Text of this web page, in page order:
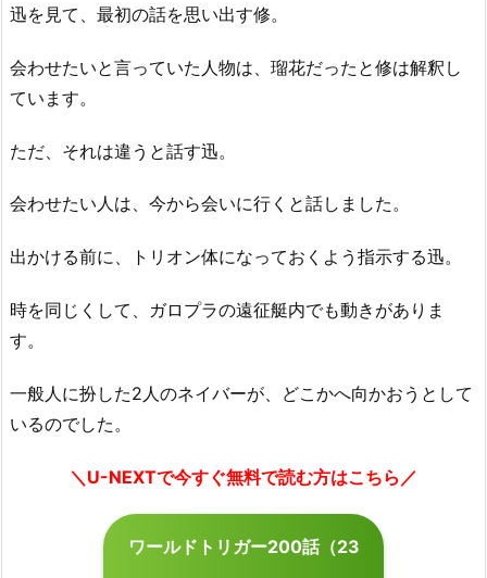
迅を見て、最初の話を思い出す修。
会わせたいと言っていた人物は、瑠花だったと修は解釈し
ています。
ただ、それは違うと話す迅。
会わせたい人は、今から会いに行くと話しました。
出かける前に、トリオン体になっておくよう指示する迅。
時を同じくして、ガロプラの遠征艇内でも動きがありま
す。
一般人に扮した2人のネイバーが、どこかへ向かおうとして
いるのでした。
＼U-NEXTで今すぐ無料で読む方はこちら／
ワールドトリガー200話（23